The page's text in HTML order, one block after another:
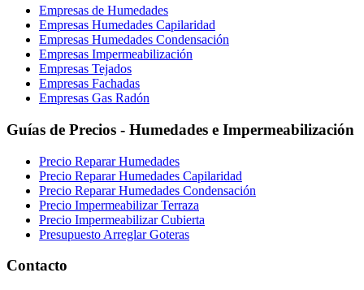
Empresas de Humedades
Empresas Humedades Capilaridad
Empresas Humedades Condensación
Empresas Impermeabilización
Empresas Tejados
Empresas Fachadas
Empresas Gas Radón
Guías de Precios - Humedades e Impermeabilización
Precio Reparar Humedades
Precio Reparar Humedades Capilaridad
Precio Reparar Humedades Condensación
Precio Impermeabilizar Terraza
Precio Impermeabilizar Cubierta
Presupuesto Arreglar Goteras
Contacto